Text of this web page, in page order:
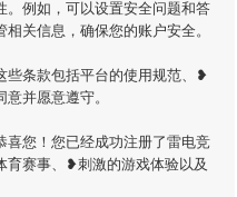
例如，可以设置安全问题和答
关信息，确保您的账户安全。
些条款包括平台的使用规范、❥
并愿意遵守。
您！您已经成功注册了雷电竞
育赛事、❥刺激的游戏体验以及